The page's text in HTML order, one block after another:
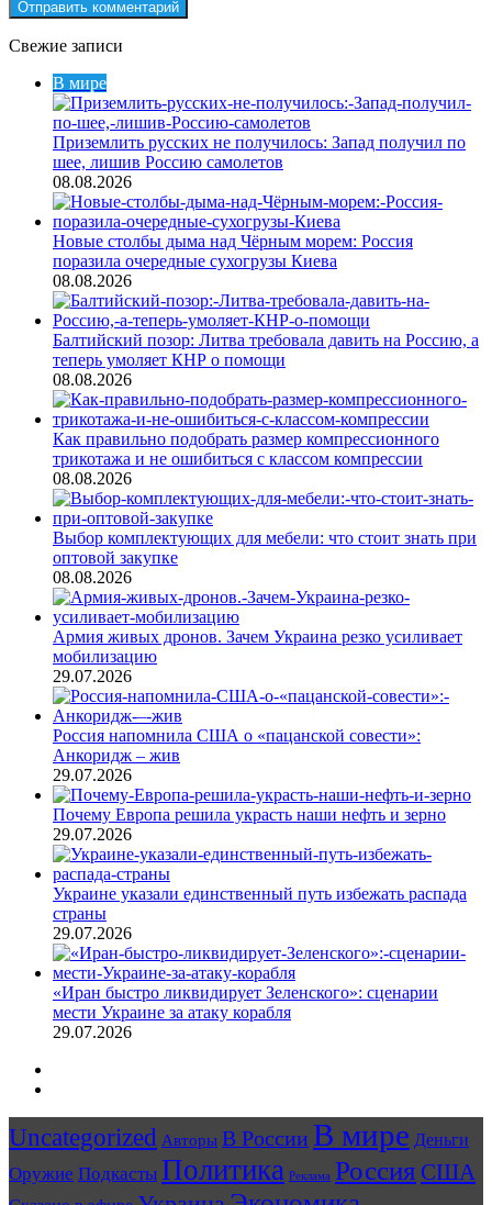
Свежие записи
В мире
Приземлить русских не получилось: Запад получил по
шее, лишив Россию самолетов
08.08.2026
Новые столбы дыма над Чёрным морем: Россия
поразила очередные сухогрузы Киева
08.08.2026
Балтийский позор: Литва требовала давить на Россию, а
теперь умоляет КНР о помощи
08.08.2026
Как правильно подобрать размер компрессионного
трикотажа и не ошибиться с классом компрессии
08.08.2026
Выбор комплектующих для мебели: что стоит знать при
оптовой закупке
08.08.2026
Армия живых дронов. Зачем Украина резко усиливает
мобилизацию
29.07.2026
Россия напомнила США о «пацанской совести»:
Анкоридж – жив
29.07.2026
Почему Европа решила украсть наши нефть и зерно
29.07.2026
Украине указали единственный путь избежать распада
страны
29.07.2026
«Иран быстро ликвидирует Зеленского»: сценарии
мести Украине за атаку корабля
29.07.2026
Uncategorized Авторы В России В мире Деньги
Оружие Подкасты Политика Реклама Россия США